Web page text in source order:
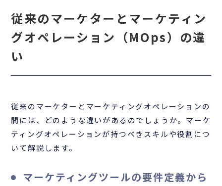
従来のマーケターとマーケティン
グオペレーション（MOps）の違
い
従来のマーケターとマーケティングオペレーションの
間には、どのような違いがあるのでしょうか。マーケ
ティングオペレーションが持つべきスキルや役割につ
いて解説します。
マーケティングツールの要件定義から